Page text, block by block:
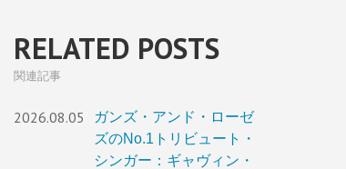
RELATED POSTS
関連記事
2026.08.05
ガンズ・アンド・ローゼ
ズのNo.1トリビュート・
シンガー：ギャヴィン・